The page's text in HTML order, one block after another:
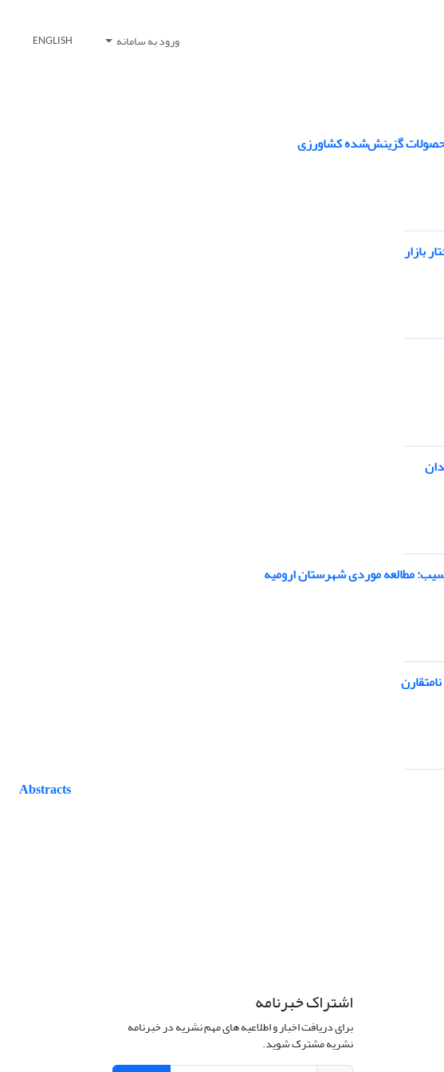
ورود به سامانه ENGLISH
گزینش‌شده کشاورزی
بازار
سیب: مطالعه موردی شهرستان ارومیه
Abstracts
اشتراک خبرنامه
برای دریافت اخبار و اطلاعیه های مهم نشریه در خبرنامه
نشریه مشترک شوید.